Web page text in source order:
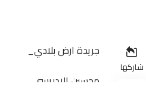
شاركها
جريدة ارض بلادي_
محسين الادريسي_